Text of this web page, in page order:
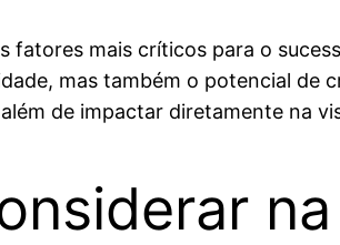
fatores mais críticos para o
mas também o potencial
de impactar diretamente na